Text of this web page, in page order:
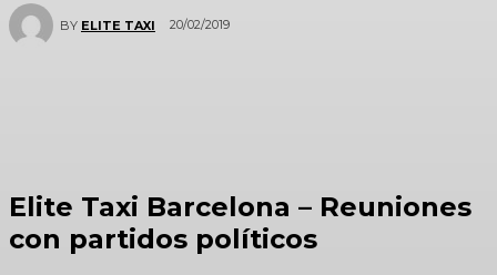
BY ELITE TAXI 20/02/2019
Elite Taxi Barcelona – Reuniones
con partidos políticos